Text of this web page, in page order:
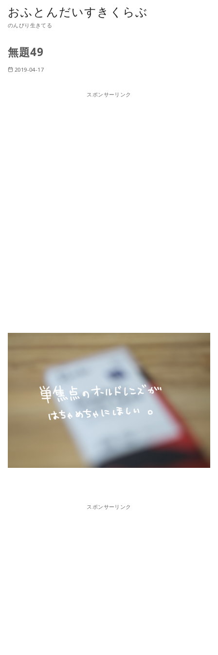
おふとんだいすきくらぶ
のんびり生きてる
無題49
2019-04-17
スポンサーリンク
スポンサーリンク